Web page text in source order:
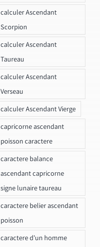
calculer Ascendant
Scorpion
calculer Ascendant
Taureau
calculer Ascendant
Verseau
calculer Ascendant Vierge
capricorne ascendant
poisson caractere
caractere balance
ascendant capricorne
signe lunaire taureau
caractere belier ascendant
poisson
caractere d'un homme